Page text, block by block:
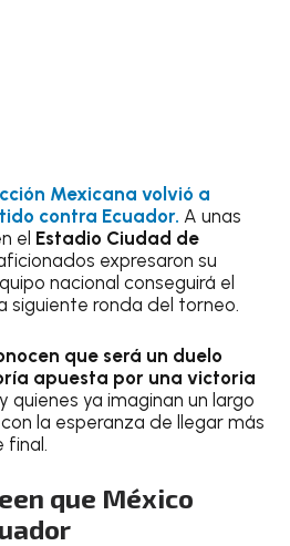
Mexicana volvió a
contra Ecuador. A unas
el Estadio Ciudad de
expresaron su
nacional conseguirá el
siguiente ronda del torneo.
que será un duelo
apuesta por una victoria
quienes ya imaginan un largo
la esperanza de llegar más
final.
que México